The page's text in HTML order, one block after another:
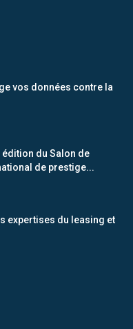
vos données contre la
édition du Salon de
de prestige...
expertises du leasing et